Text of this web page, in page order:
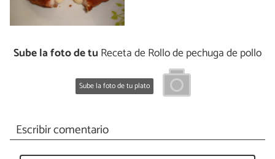
Sube la foto de tu Receta de Rollo de pechuga de pollo
Sube la foto de tu plato
Escribir comentario